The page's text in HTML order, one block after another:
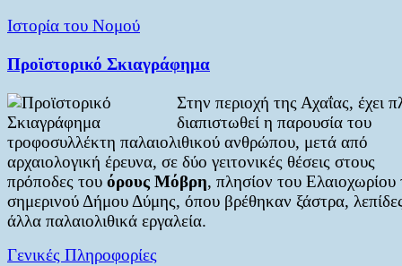
Ιστορία του Νομού
Προϊστορικό Σκιαγράφημα
Στην περιοχή της Αχαΐας, έχει
διαπιστωθεί η παρουσία του
τροφοσυλλέκτη παλαιολιθικού ανθρώπου, μετά από
αρχαιολογική έρευνα, σε δύο γειτονικές θέσεις στους
πρόποδες του όρους Μόβρη, πλησίον του Ελαιοχωρίου
σημερινού Δήμου Δύμης, όπου βρέθηκαν ξάστρα,
άλλα παλαιολιθικά εργαλεία.
Γενικές Πληροφορίες